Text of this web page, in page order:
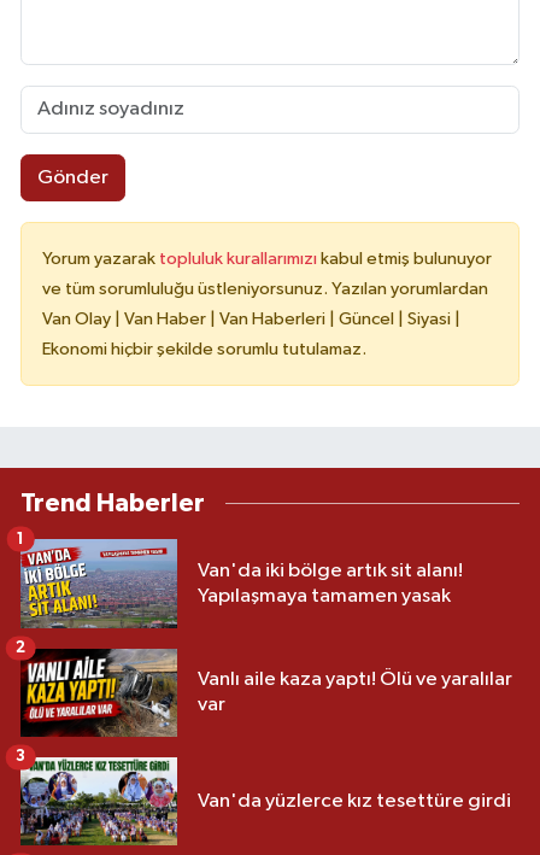
Gönder
Yorum yazarak topluluk kurallarımızı kabul etmiş bulunuyor
ve tüm sorumluluğu üstleniyorsunuz. Yazılan yorumlardan
Van Olay | Van Haber | Van Haberleri | Güncel | Siyasi |
Ekonomi hiçbir şekilde sorumlu tutulamaz.
Trend Haberler
Van'da iki bölge artık sit alanı!
Yapılaşmaya tamamen yasak
1
Vanlı aile kaza yaptı! Ölü ve yaralılar
var
2
Van'da yüzlerce kız tesettüre girdi
3